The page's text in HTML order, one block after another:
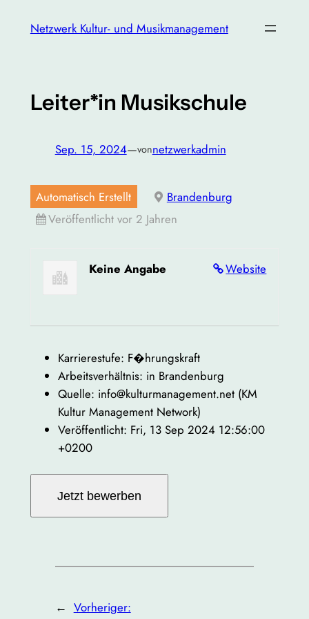
InhaltNetzwerk Kultur- und Musikmanagement
Leiter*in Musikschule
Sep. 15, 2024—vonnetzwerkadmin
Automatisch Erstellt
Brandenburg
Veröffentlicht vor 2 Jahren
Website
Keine Angabe
Karrierestufe: F�hrungskraft
Arbeitsverhältnis: in Brandenburg
Quelle: info@kulturmanagement.net (KM
Kultur Management Network)
Veröffentlicht: Fri, 13 Sep 2024 12:56:00
+0200
← Vorheriger: